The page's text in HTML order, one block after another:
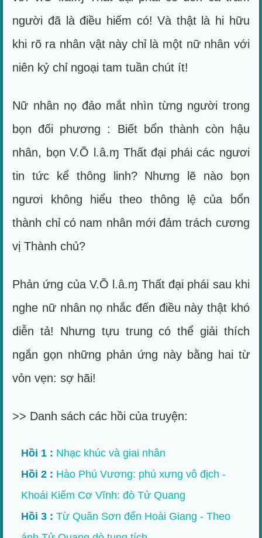
người đã là điều hiếm có! Và thật là hi hữu
khi rõ ra nhân vật này chỉ là một nữ nhân với
niên kỷ chỉ ngoại tam tuần chút ít!
Nữ nhân nọ đảo mắt nhìn từng người trong
bọn đối phương : Biết bổn thành còn hậu
nhân, bọn V.Õ l.â.ɱ Thất đại phái các ngươi
tin tức kể thông linh? Nhưng lẽ nào bọn
ngươi không hiểu theo thông lệ của bổn
thành chỉ có nam nhân mới đảm trách cương
vị Thành chủ?
Phản ứng của V.Õ l.â.ɱ Thất đại phái sau khi
nghe nữ nhân nọ nhắc đến điều này thật khó
diễn tả! Nhưng tựu trung có thể giải thích
ngắn gọn những phản ứng này bằng hai từ
vỏn vẹn: sợ hãi!
>> Danh sách các hồi của truyện:
Hồi 1 : Nhạc khúc và giai nhân
Hồi 2 : Hào Phú Vương: phú xưng vô địch -
Khoái Kiếm Cơ Vĩnh: đò Tử Quang
Hồi 3 : Từ Quân Sơn đến Hoài Giang - Theo